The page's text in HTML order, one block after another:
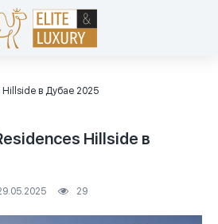
в Дубае 2025
Hillside в
29